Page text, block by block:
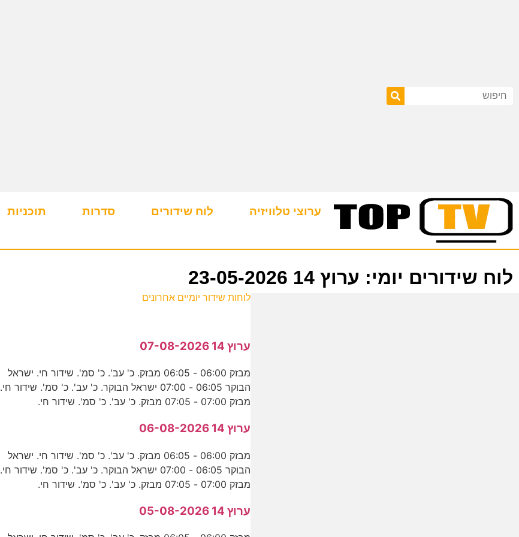
ערוצי טלוויזיה לוח שידורים סדרות תוכניות
לוח שידורים יומי: ערוץ 14 23-05-2026
לוחות שידור יומיים אחרונים
ערוץ 14 07-08-2026
מבזק 06:00 - 06:05 מבזק. כ' עב'. כ' סמ'. שידור חי. ישראל
הבוקר 06:05 - 07:00 ישראל הבוקר. כ' עב'. כ' סמ'. שידור חי.
מבזק 07:00 - 07:05 מבזק. כ' עב'. כ' סמ'. שידור חי.
ערוץ 14 06-08-2026
מבזק 06:00 - 06:05 מבזק. כ' עב'. כ' סמ'. שידור חי. ישראל
הבוקר 06:05 - 07:00 ישראל הבוקר. כ' עב'. כ' סמ'. שידור חי.
מבזק 07:00 - 07:05 מבזק. כ' עב'. כ' סמ'. שידור חי.
ערוץ 14 05-08-2026